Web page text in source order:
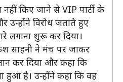
किए जाने से VIP पार्टी के
उन्होंने विरोध जताते हुए
लगाना शुरू कर दिया।
साहनी ने मंच पर जाकर
कर दिया और कहा कि
हुआ है। उन्होंने कहा कि वह